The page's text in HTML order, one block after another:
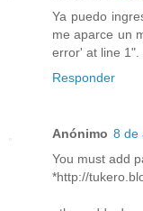
Ya puedo
me aparce un
error' at line 1".
Responder
Anónimo 8 de
You must add
*http://